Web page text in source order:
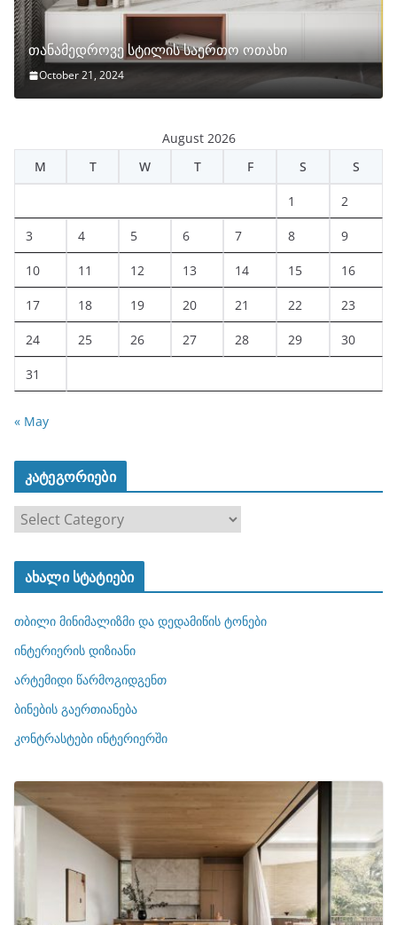
თანამედროვე სტილის საერთო ოთახი
October 21, 2024
August 2026
M
T W T F S S
1 2
3 4 5 6 7 8 9
10 11 12 13 14 15 16
17 18 19 20 21 22 23
24 25 26 27 28 29 30
31
« May
კატეგორიები
ტ
ო
რ
ბ
ი
ახალი სტატიები
თბილი მინიმალიზმი და დედამიწის ტონები
ინტერიერის დიზიანი
არტემიდი წარმოგიდგენთ
ბინების გაერთიანება
კონტრასტები ინტერიერში